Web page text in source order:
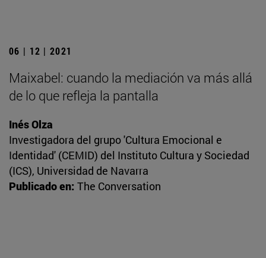
06 | 12 | 2021
Maixabel: cuando la mediación va más allá
de lo que refleja la pantalla
Inés Olza
Investigadora del grupo 'Cultura Emocional e
Identidad' (CEMID) del Instituto Cultura y Sociedad
(ICS), Universidad de Navarra
Publicado en: The Conversation